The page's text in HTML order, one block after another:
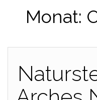
Monat: